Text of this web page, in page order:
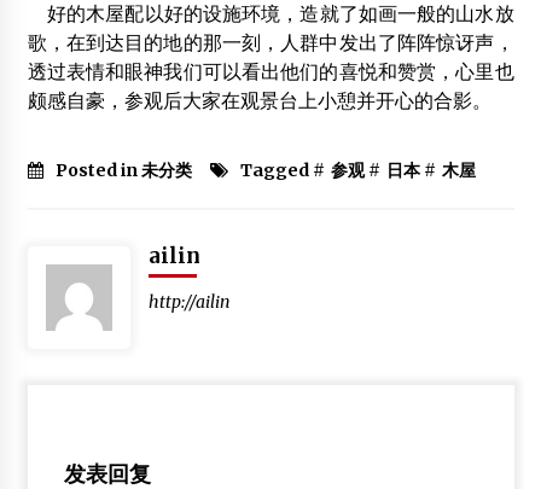
2012年3月23日
“猫猫庙”：为明代庙宇 史上总面积曾达10亩
2014年3月18日
动特等奖
2018年9月27日
皇家与林创携手在青岛推广现代木结构技术
2014年9月21日
中国现代木结构建筑技术产业联盟聚焦绿色新建筑
绥芬河市万得利经贸有限公司
好的木屋配以好的设施环境，造就了如画一般的山水放
歌，在到达目的地的那一刻，人群中发出了阵阵惊讶声，
透过表情和眼神我们可以看出他们的喜悦和赞赏，心里也
颇感自豪，参观后大家在观景台上小憩并开心的合影。
Posted in 未分类 Tagged # 参观# 日本# 木屋
ailin
http://ailin
发表回复